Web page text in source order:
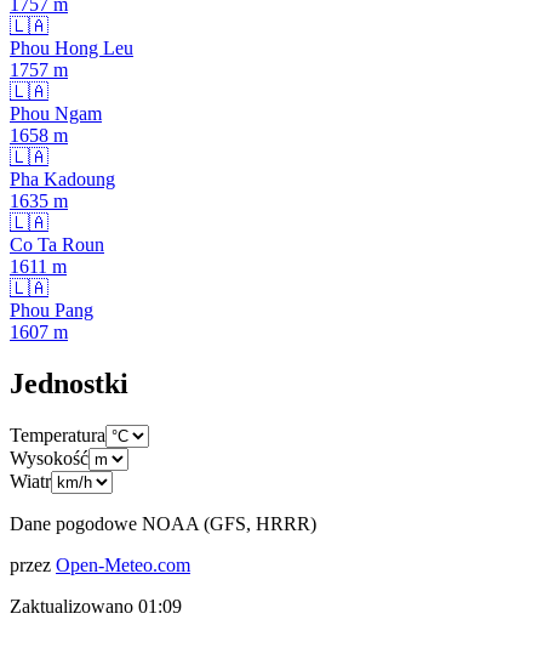
1757 m
🇱🇦
Phou Hong Leu
1757 m
🇱🇦
Phou Ngam
1658 m
🇱🇦
Pha Kadoung
1635 m
🇱🇦
Co Ta Roun
1611 m
🇱🇦
Phou Pang
1607 m
Jednostki
Temperatura
Wysokość
Wiatr
Dane pogodowe NOAA (GFS, HRRR)
przez Open-Meteo.com
Zaktualizowano 01:09